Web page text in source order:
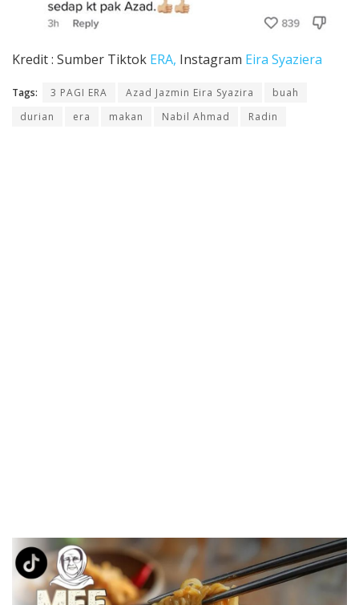
Kredit : Sumber Tiktok ERA, Instagram Eira Syaziera
Tags: 3 PAGI ERA Azad Jazmin Eira Syazira
buah
durian
era makan Nabil Ahmad Radin